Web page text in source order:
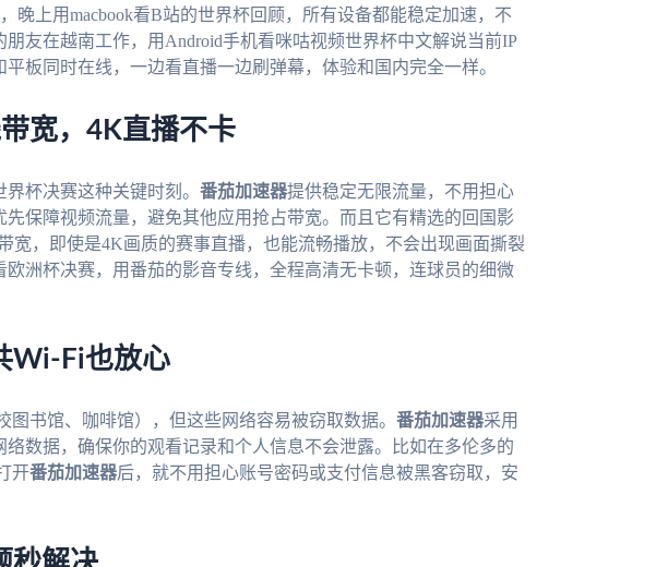
晚上用macbook看B站的世界杯回顾，所有设备都能稳定加速，不
友在越南工作，用Android手机看咪咕视频世界杯中文解说当前IP
平板同时在线，一边看直播一边刷弹幕，体验和国内完全一样。
宽，4K直播不卡
杯决赛这种关键时刻。 番茄加速器提供稳定无限流量，不用担心
保障视频流量，避免其他应用抢占带宽。而且它有精选的回国影
宽，即使是4K画质的赛事直播，也能流畅播放，不会出现画面撕裂
洲杯决赛，用番茄的影音专线，全程高清无卡顿，连球员的细微
Wi-Fi也放心
书馆、咖啡馆），但这些网络容易被窃取数据。 番茄加速器采用
数据，确保你的观看记录和个人信息不会泄露。比如在多伦多的
开番茄加速器后，就不用担心账号密码或支付信息被黑客窃取，安